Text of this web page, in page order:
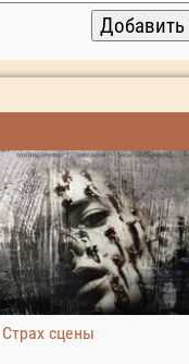
Страх сцены